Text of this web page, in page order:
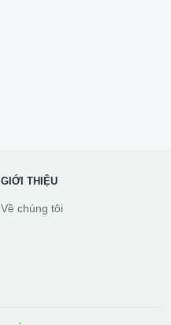
GIỚI THIỆU
Về chúng tôi